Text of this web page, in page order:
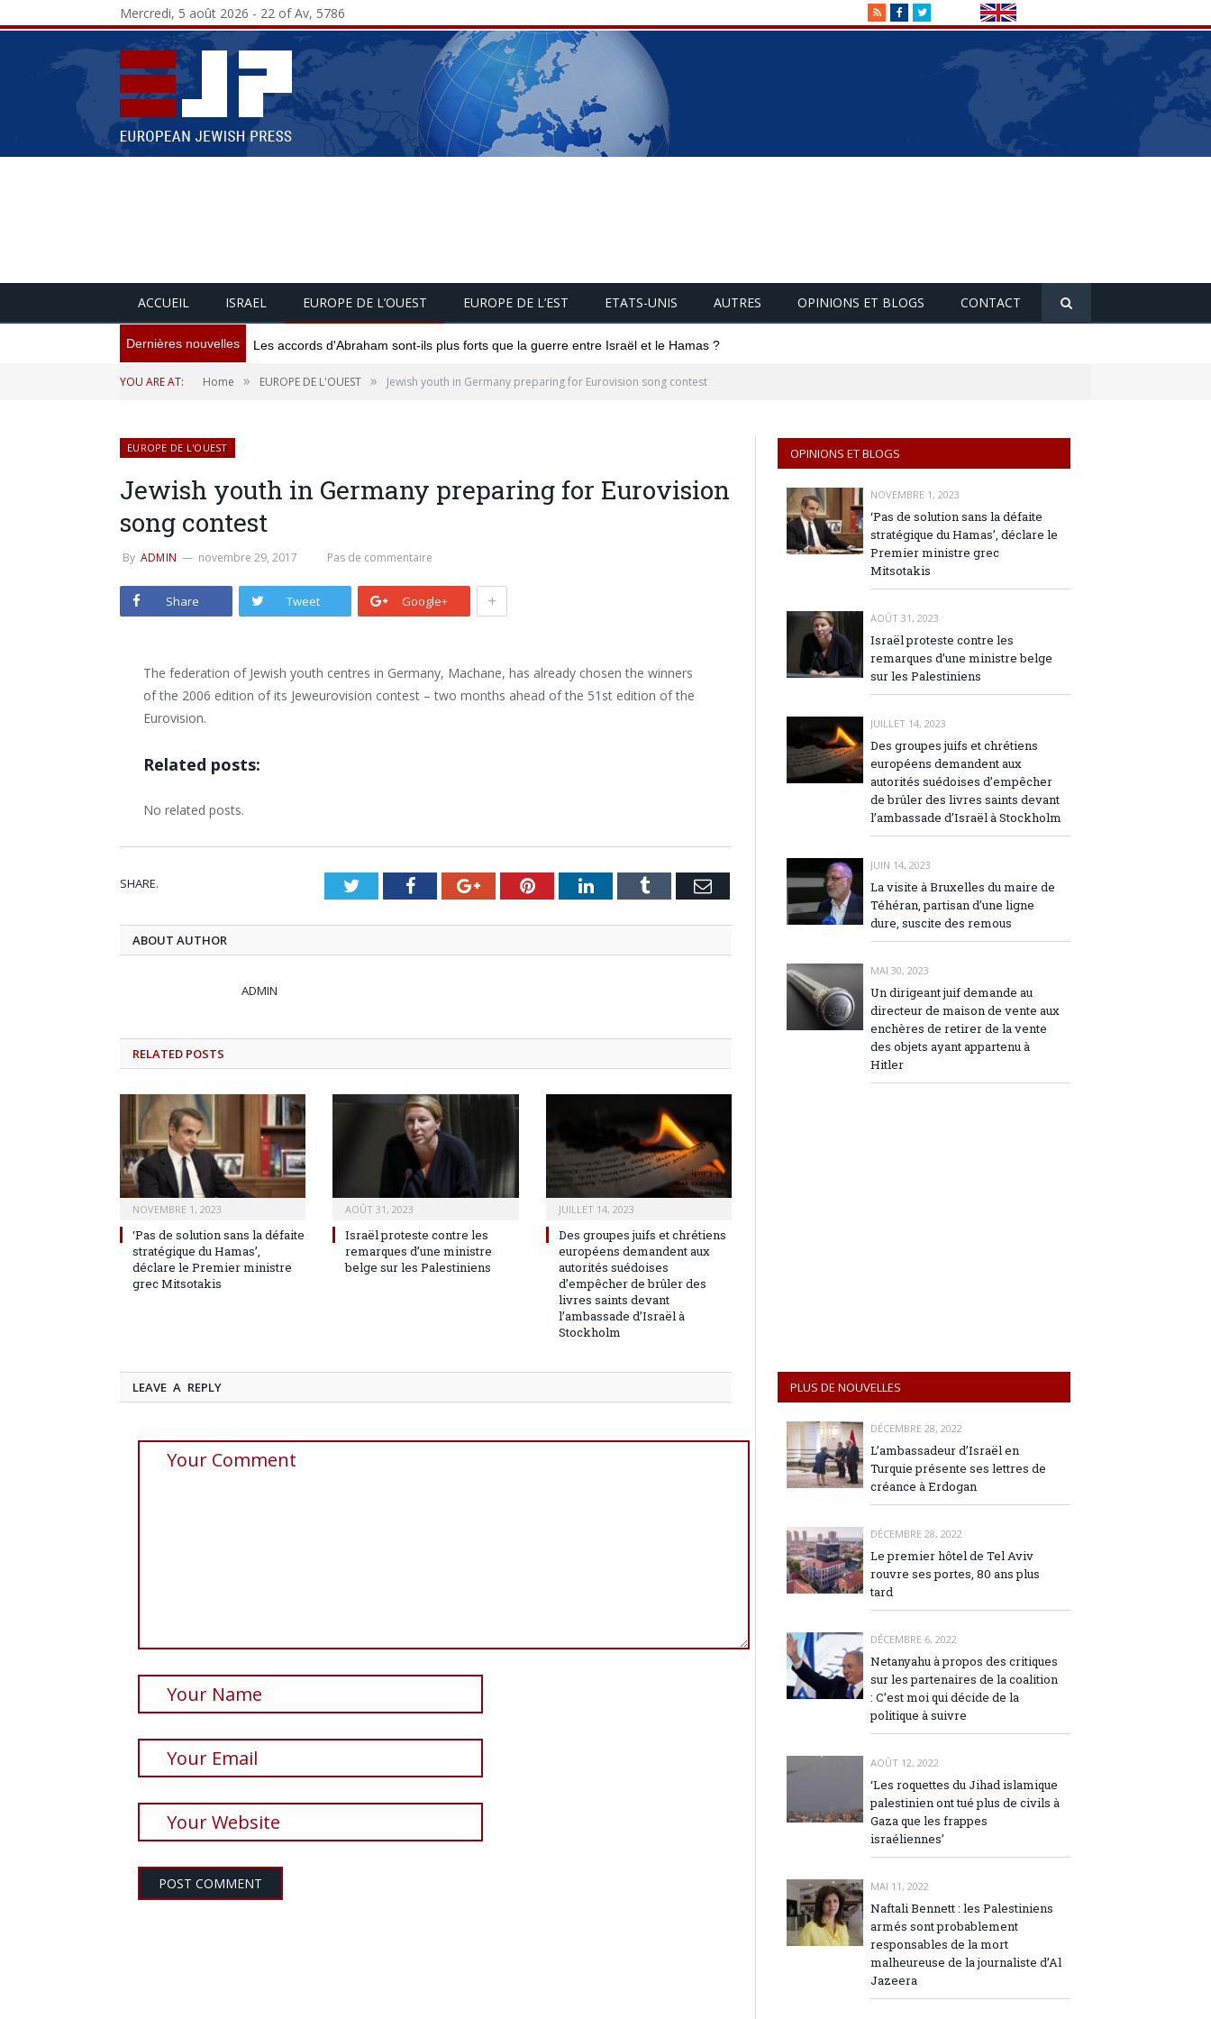
RSSFacebookTwitter
Mercredi, 5 août 2026 - 22 of Av, 5786
ACCUEIL ISRAEL EUROPE DE L’OUEST EUROPE DE L’EST ETATS-UNIS AUTRES OPINIONS ET BLOGS CONTACT
Dernières nouvelles Israël proteste contre les remarques d'une ministre belge sur les Palestiniens
YOU ARE AT: Home » EUROPE DE L'OUEST » Jewish youth in Germany preparing for Eurovision song contest
EUROPE DE L'OUEST
Jewish youth in Germany preparing for Eurovision
song contest
By ADMIN novembre 29, 2017 Pas de commentaire
Share Tweet Google+ +
The federation of Jewish youth centres in Germany, Machane, has already chosen the winners
of the 2006 edition of its Jeweurovision contest – two months ahead of the 51st edition of the
Eurovision.
Related posts:
No related posts.
SHARE. TwitterFacebookGoogle+PinterestLinkedInTumblr Email
ABOUT AUTHOR
ADMIN
RELATED POSTS
NOVEMBRE 1, 2023
‘Pas de solution sans la défaite
stratégique du Hamas’,
déclare le Premier ministre
grec Mitsotakis
AOÛT 31, 2023
Israël proteste contre les
remarques d’une ministre
belge sur les Palestiniens
JUILLET 14, 2023
Des groupes juifs et chrétiens
européens demandent aux
autorités suédoises
d’empêcher de brûler des
livres saints devant
l’ambassade d’Israël à
Stockholm
LEAVE A REPLY
OPINIONS ET BLOGS
NOVEMBRE 1, 2023
‘Pas de solution sans la défaite
stratégique du Hamas’, déclare le
Premier ministre grec
Mitsotakis
AOÛT 31, 2023
Israël proteste contre les
remarques d’une ministre belge
sur les Palestiniens
JUILLET 14, 2023
Des groupes juifs et chrétiens
européens demandent aux
autorités suédoises d’empêcher
de brûler des livres saints devant
l’ambassade d’Israël à Stockholm
JUIN 14, 2023
La visite à Bruxelles du maire de
Téhéran, partisan d’une ligne
dure, suscite des remous
MAI 30, 2023
Un dirigeant juif demande au
directeur de maison de vente aux
enchères de retirer de la vente
des objets ayant appartenu à
Hitler
PLUS DE NOUVELLES
DÉCEMBRE 28, 2022
L’ambassadeur d’Israël en
Turquie présente ses lettres de
créance à Erdogan
DÉCEMBRE 28, 2022
Le premier hôtel de Tel Aviv
rouvre ses portes, 80 ans plus
tard
DÉCEMBRE 6, 2022
Netanyahu à propos des critiques
sur les partenaires de la coalition
: C’est moi qui décide de la
politique à suivre
AOÛT 12, 2022
‘Les roquettes du Jihad islamique
palestinien ont tué plus de civils à
Gaza que les frappes
israéliennes’
MAI 11, 2022
Naftali Bennett : les Palestiniens
armés sont probablement
responsables de la mort
malheureuse de la journaliste d’Al
Jazeera